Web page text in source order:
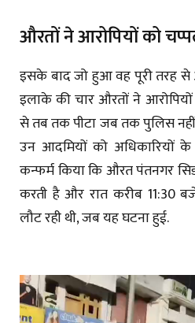
औरतों ने आरोपियों को
इसके बाद जो हुआ वह पूरी तरह से
इलाके की चार औरतों ने
से तब तक पीटा जब तक पुलिस
उन आदमियों को अधिकारियों
कन्फर्म किया कि औरत पंतनगर
करती है और रात करीब 11:30
लौट रही थी, जब यह घटना हुई.
Video
Player